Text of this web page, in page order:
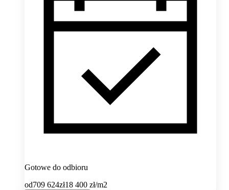
Gotowe do odbioru
od709 624zł18 400 zł/m2